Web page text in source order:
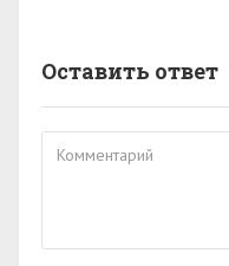
Оставить ответ